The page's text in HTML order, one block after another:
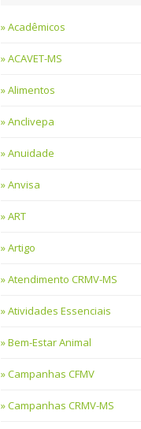
Acadêmicos
ACAVET-MS
Alimentos
Anclivepa
Anuidade
Anvisa
ART
Artigo
Atendimento CRMV-MS
Atividades Essenciais
Bem-Estar Animal
Campanhas CFMV
Campanhas CRMV-MS